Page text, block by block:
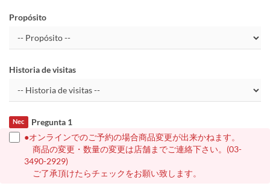
Propósito
Historia de visitas
Pregunta 1
Nec
●オンラインでのご予約の場合商品変更が出来かねます。
商品の変更・数量の変更は店舗までご連絡下さい。(03-
3490-2929)
ご了承頂けたらチェックをお願い致します。